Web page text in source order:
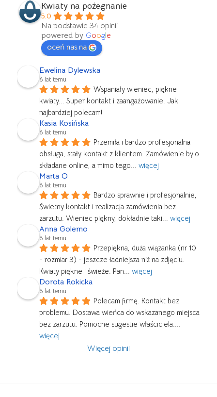
Kwiaty na pożegnanie
5.0
Na podstawie 34 opinii
powered by Google
oceń nas na
Ewelina Dylewska
6 lat temu
Wspaniały wieniec, piękne
kwiaty... Super kontakt i zaangażowanie. Jak
najbardziej polecam!
Kasia Kosińska
6 lat temu
Przemiła i bardzo profesjonalna
obsługa, stały kontakt z klientem. Zamówienie bylo
składane online, a mimo tego... więcej
Marta O
6 lat temu
Bardzo sprawnie i profesjonalnie,
Świetny kontakt i realizacja zamówienia bez
zarzutu. Wieniec piękny, dokładnie taki... więcej
Anna Golemo
6 lat temu
Przepiękna, duża wiązanka (nr 10
- rozmiar 3) - jeszcze ładniejsza niż na zdjęciu.
Kwiaty piękne i świeże. Pan... więcej
Dorota Rokicka
6 lat temu
Polecam firmę. Kontakt bez
problemu. Dostawa wieńca do wskazanego miejsca
bez zarzutu. Pomocne sugestie właściciela.
więcej
Więcej opinii